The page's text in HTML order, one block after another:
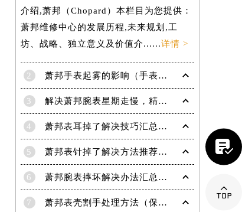
介绍,萧邦（Chopard）本栏目为您提供：
萧邦维修中心的发展历程,未来规划,工
坊、战略、独立意义及价值介......详情 >
2 萧邦手表起雾的影响（手表起雾维护建议）
3 解决萧邦腕表星期走慢，精准调校秘籍在这里
4 萧邦表耳掉了解决技巧汇总（轻松修复爱表的小妙招）
5 萧邦表针掉了解决方法推荐（轻松修复你的爱表）
6 萧邦腕表摔坏解决办法汇总（专业修复与日常保养技巧）
7 萧邦表壳割手处理方法（保养与修复技巧指南）

